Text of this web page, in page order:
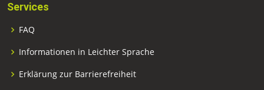
Services
FAQ
Informationen in Leichter Sprache
Erklärung zur Barrierefreiheit